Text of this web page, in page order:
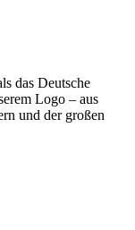
das Deutsche
Logo – aus
und der großen